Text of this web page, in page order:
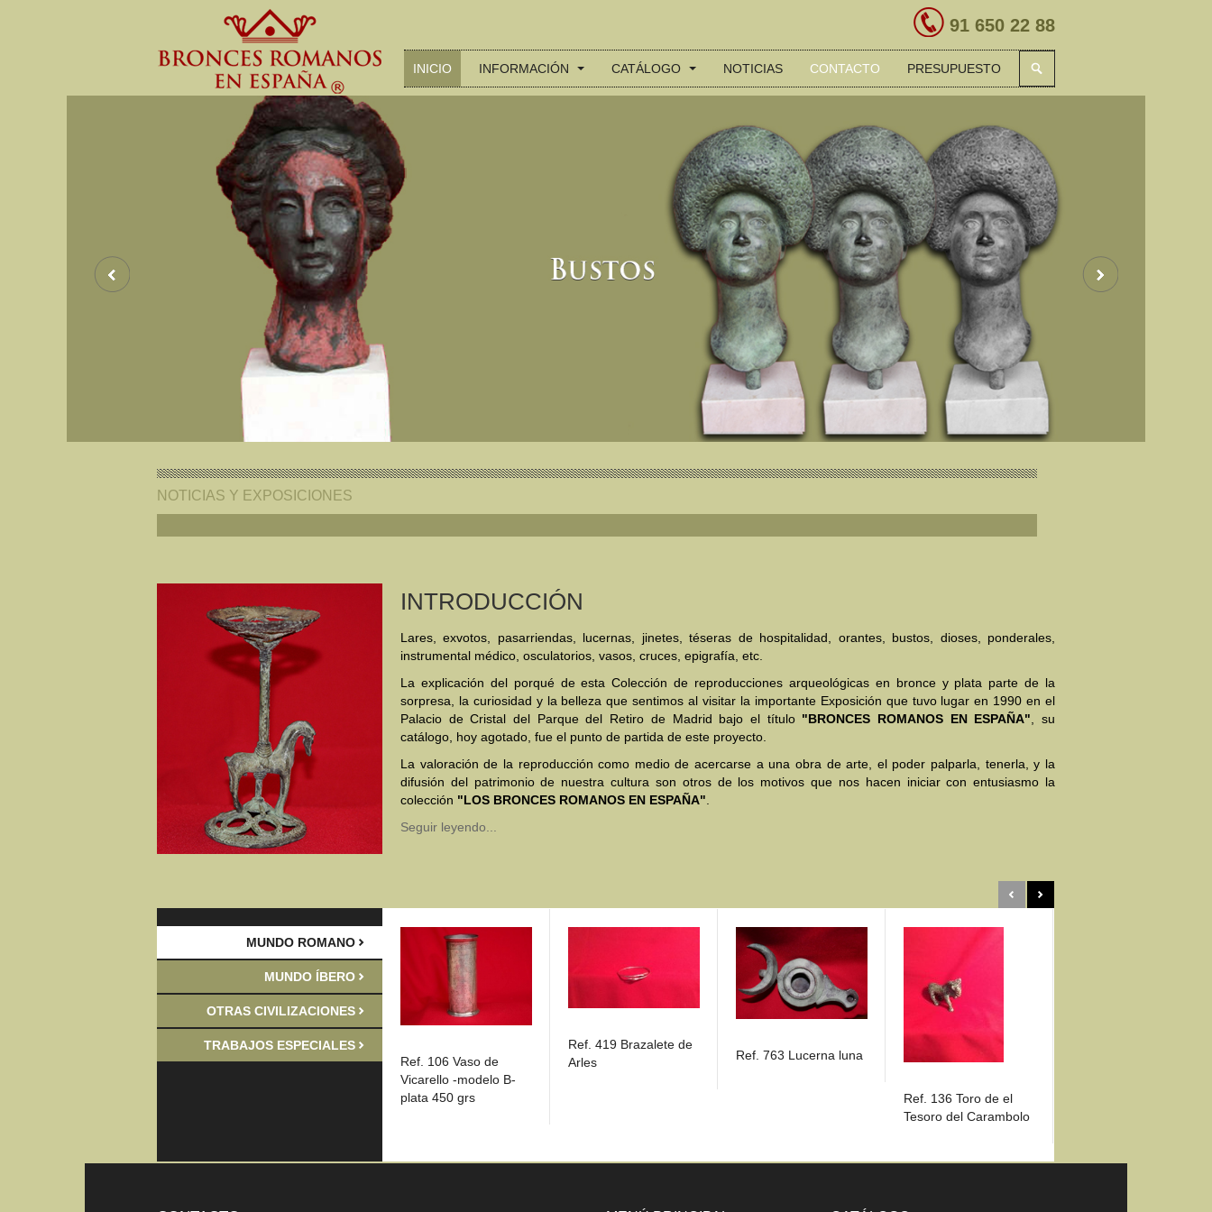
INICIO INFORMACIÓN CATÁLOGO NOTICIAS CONTACTO PRESUPUESTO
91 650 22 88
NOTICIAS Y EXPOSICIONES
INTRODUCCIÓN
Lares, exvotos, pasarriendas, lucernas, jinetes, téseras de hospitalidad, orantes, bustos, dioses, ponderales,
instrumental médico, osculatorios, vasos, cruces, epigrafía, etc.
La explicación del porqué de esta Colección de reproducciones arqueológicas en bronce y plata parte de la
sorpresa, la curiosidad y la belleza que sentimos al visitar la importante Exposición que tuvo lugar en 1990 en el
Palacio de Cristal del Parque del Retiro de Madrid bajo el título "BRONCES ROMANOS EN ESPAÑA", su
catálogo, hoy agotado, fue el punto de partida de este proyecto.
La valoración de la reproducción como medio de acercarse a una obra de arte, el poder palparla, tenerla, y la
difusión del patrimonio de nuestra cultura son otros de los motivos que nos hacen iniciar con entusiasmo la
colección "LOS BRONCES ROMANOS EN ESPAÑA".
Seguir leyendo...
MUNDO ROMANO
MUNDO ÍBERO
OTRAS CIVILIZACIONES
TRABAJOS ESPECIALES
Ref. 106 Vaso de
Vicarello -modelo B-
plata 450 grs
Ref. 419 Brazalete de
Arles
Ref. 763 Lucerna luna
Ref. 136 Toro de el
Tesoro del Carambolo